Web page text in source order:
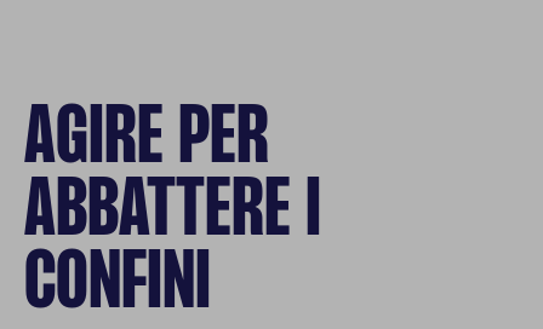
AGIRE PER
ABBATTERE I
CONFINI